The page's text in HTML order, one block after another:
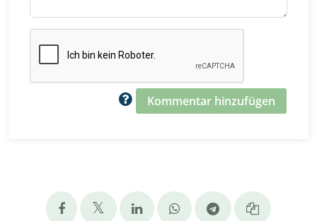
Kommentar hinzufügen